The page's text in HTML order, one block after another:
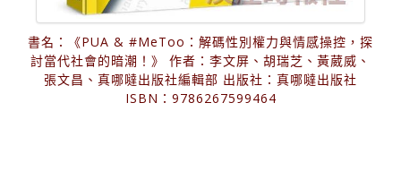
書名：《PUA & #MeToo：解碼性別權力與情感操控，探
討當代社會的暗潮！》 作者：李文屏、胡瑞芝、黃葳威、
張文昌、真哪噠出版社編輯部 出版社：真哪噠出版社
ISBN：9786267599464